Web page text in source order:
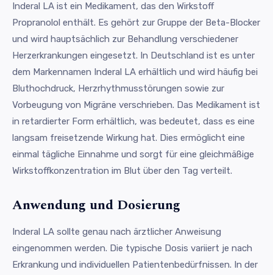
Inderal LA ist ein Medikament, das den Wirkstoff
Propranolol enthält. Es gehört zur Gruppe der Beta-Blocker
und wird hauptsächlich zur Behandlung verschiedener
Herzerkrankungen eingesetzt. In Deutschland ist es unter
dem Markennamen Inderal LA erhältlich und wird häufig bei
Bluthochdruck, Herzrhythmusstörungen sowie zur
Vorbeugung von Migräne verschrieben. Das Medikament ist
in retardierter Form erhältlich, was bedeutet, dass es eine
langsam freisetzende Wirkung hat. Dies ermöglicht eine
einmal tägliche Einnahme und sorgt für eine gleichmäßige
Wirkstoffkonzentration im Blut über den Tag verteilt.
Anwendung und Dosierung
Inderal LA sollte genau nach ärztlicher Anweisung
eingenommen werden. Die typische Dosis variiert je nach
Erkrankung und individuellen Patientenbedürfnissen. In der